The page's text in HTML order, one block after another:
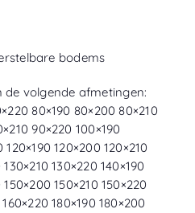
bodems
volgende afmetingen:
80×190 80×200 80×210
90×220 100×190
120×200 120×210
130×220 140×190
150×210 150×220
180×190 180×200